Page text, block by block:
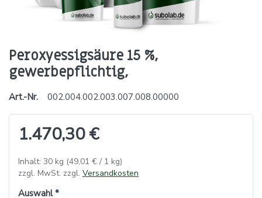
Peroxyessigsäure 15 %,
gewerbepflichtig,
Art.-Nr. 002.004.002.003.007.008.00000
1.470,30 €
Inhalt: 30 kg (49,01 € / 1 kg)
zzgl. MwSt. zzgl. Versandkosten
Auswahl